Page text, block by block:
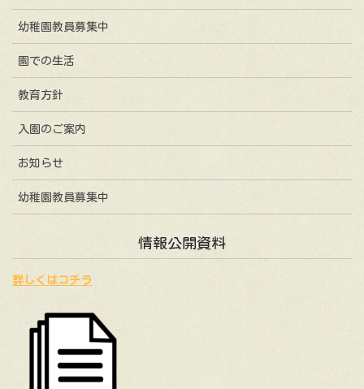
幼稚園教員募集中
園での生活
教育方針
入園のご案内
お知らせ
幼稚園教員募集中
情報公開資料
詳しくはコチラ